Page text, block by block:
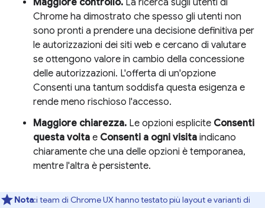
Maggiore controllo. La ricerca sugli utenti di
Chrome ha dimostrato che spesso gli utenti non
sono pronti a prendere una decisione definitiva per
le autorizzazioni dei siti web e cercano di valutare
se ottengono valore in cambio della concessione
delle autorizzazioni. L'offerta di un'opzione
Consenti una tantum soddisfa questa esigenza e
rende meno rischioso l'accesso.
Maggiore chiarezza. Le opzioni esplicite Consenti
questa volta e Consenti a ogni visita indicano
chiaramente che una delle opzioni è temporanea,
mentre l'altra è persistente.
Nota:i team di Chrome UX hanno testato più layout e varianti di